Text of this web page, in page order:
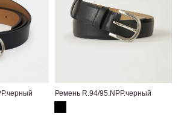
Ремень R.94/95.NPP.черный